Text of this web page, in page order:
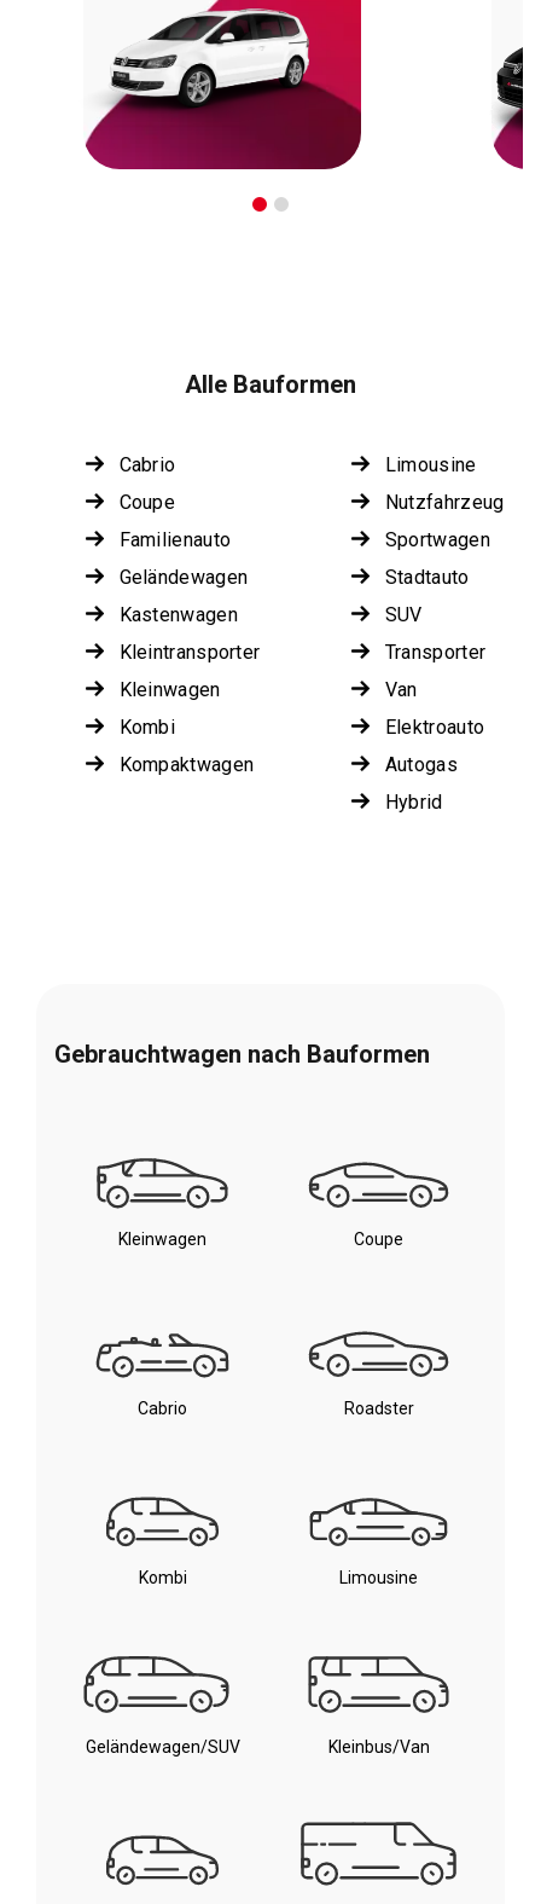
Alle Bauformen
Cabrio
Coupe
Familienauto
Geländewagen
Kastenwagen
Kleintransporter
Kleinwagen
Kombi
Kompaktwagen
Limousine
Nutzfahrzeug
Sportwagen
Stadtauto
SUV
Transporter
Van
Elektroauto
Autogas
Hybrid
Gebrauchtwagen nach Bauformen
Kleinwagen Coupe
Cabrio Roadster
Kombi Limousine
Geländewagen/SUV Kleinbus/Van